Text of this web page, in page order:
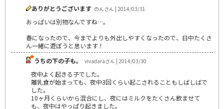
ありがとうございます のんさん | 2014/03/31
おっぱいは別物なんですね…。
春になったので、今までよりも外出しやすくなったので、日中たくさ
ん一緒に遊ぼうと思います！
うちの下の子も。
vivadaraさん | 2014/03/30
夜中よく起きる子でした。
離乳食が始まっても、夜中3回くらい起こされることもしばしばで
した。
10ヶ月くらいから混合にし、夜にはミルクをたくさん飲ませて
も、夜中はやっぱり起きました。